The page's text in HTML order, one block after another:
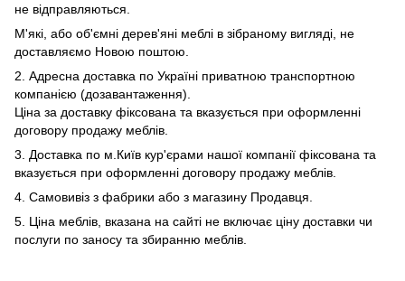
не відправляються.
М'які, або об'ємні дерев'яні меблі в зібраному вигляді, не
доставляємо Новою поштою.
2. Адресна доставка по Україні приватною транспортною
компанією (дозавантаження).
Ціна за доставку фіксована та вказується при оформленні
договору продажу меблів.
3. Доставка по м.Київ кур'єрами нашої компанії фіксована та
вказується при оформленні договору продажу меблів.
4. Самовивіз з фабрики або з магазину Продавця.
5. Ціна меблів, вказана на сайті не включає ціну доставки чи
послуги по заносу та збиранню меблів.